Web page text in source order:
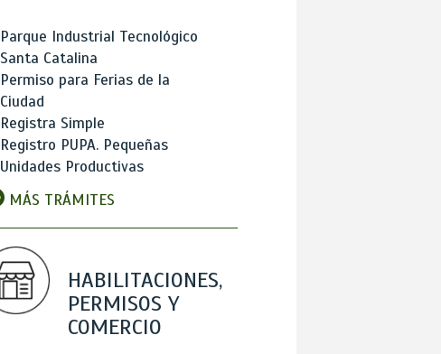
Parque Industrial Tecnológico
Santa Catalina
Permiso para Ferias de la
Ciudad
Registra Simple
Registro PUPA. Pequeñas
Unidades Productivas
MÁS TRÁMITES
HABILITACIONES,
PERMISOS Y
COMERCIO